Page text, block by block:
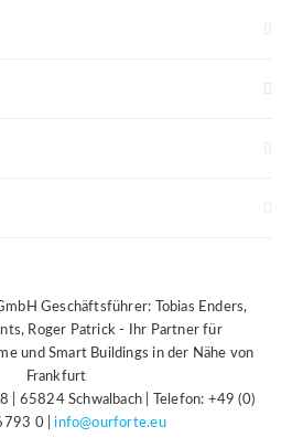
Geschäftsführer: Tobias Enders,
Roger Patrick - Ihr Partner für
und Smart Buildings in der Nähe von
Frankfurt
| 65824 Schwalbach | Telefon: +49 (0)
0 | info@ourforte.eu